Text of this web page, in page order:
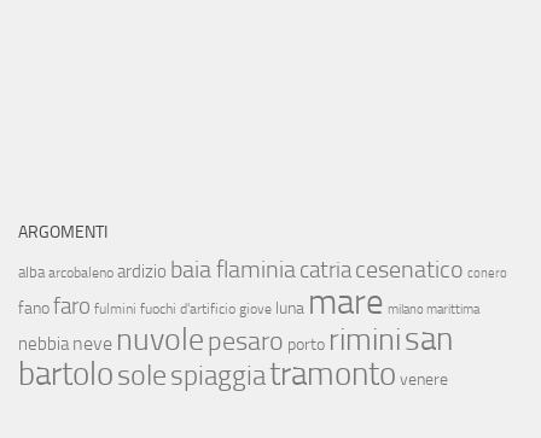
ARGOMENTI
alba arcobaleno ardizio baia flaminiacatriacesenatico conero
fanofaro fulmini fuochi d'artificio giove luna mare milano marittima
nebbia neve nuvolepesaro porto riminisan
bartolosolespiaggiatramonto venere